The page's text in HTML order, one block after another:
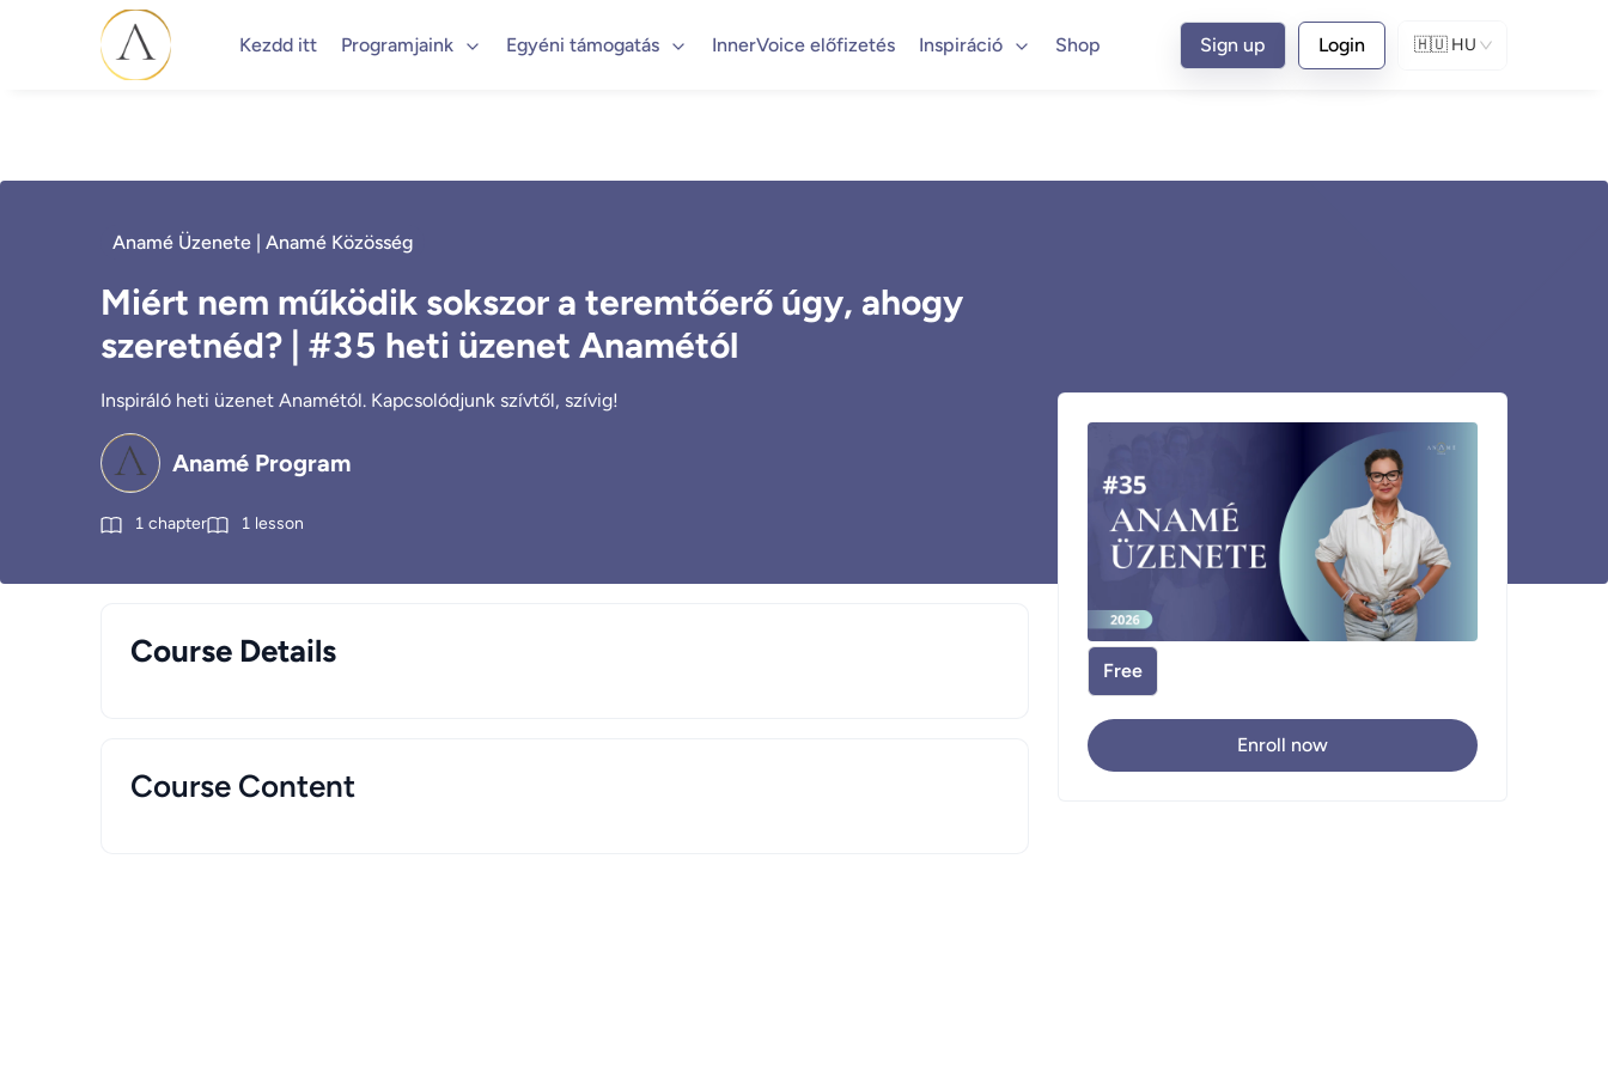
Kezdd itt Programjaink Egyéni támogatás InnerVoice előfizetés Inspiráció Shop Sign up Login 🇭🇺 HU
Anamé Üzenete | Anamé Közösség
Miért nem működik sokszor a teremtőerő úgy, ahogy
szeretnéd? | #35 heti üzenet Anamétól
Inspiráló heti üzenet Anamétól. Kapcsolódjunk szívtől, szívig!
Anamé Program
1 chapter 1 lesson
Course Details
Course Content
Free
Enroll now